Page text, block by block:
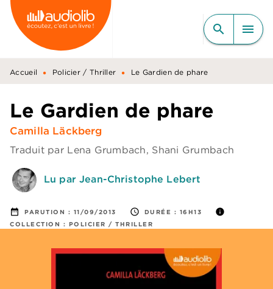
MENU RECHERCHE
CONTENU
PIED DE PAGE
search menu
Accueil • Policier / Thriller • Le Gardien de phare
Le Gardien de phare
Camilla Läckberg
Traduit par Lena Grumbach, Shani Grumbach
Lu par Jean-Christophe Lebert
date_range PARUTION : 11/09/2013 access_time DURÉE : 16H13 info
COLLECTION : POLICIER / THRILLER